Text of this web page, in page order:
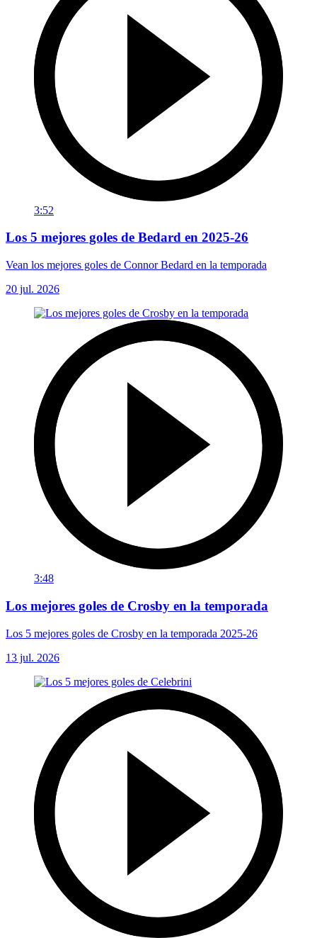
3:52
Los 5 mejores goles de Bedard en 2025-26
Vean los mejores goles de Connor Bedard en la temporada
20 jul. 2026
3:48
Los mejores goles de Crosby en la temporada
Los 5 mejores goles de Crosby en la temporada 2025-26
13 jul. 2026